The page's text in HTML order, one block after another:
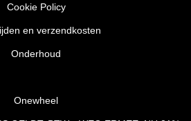
Cookie Policy
en verzendkosten
Onderhoud
Onewheel